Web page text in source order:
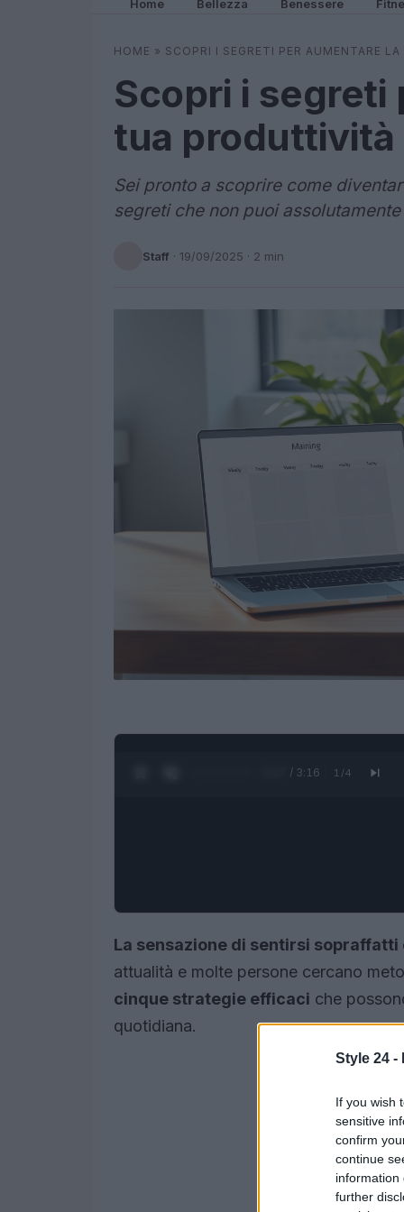
Style 24 -
If you wish
sensitive
confirm
continue
information
further
Home Bellezza Benessere
HOME » SCOPRI I SEGRETI PER AUMENTARE
Scopri i segreti
tua
Sei pronto a scoprire come
segreti che non puoi
Staff · 19/09/2025 · 2 min
0:28 / 3:16 1 /4
La sensazione di sentirsi sopraffatti
attualità e molte persone cercano
cinque strategie efficaci che
quotidiana.